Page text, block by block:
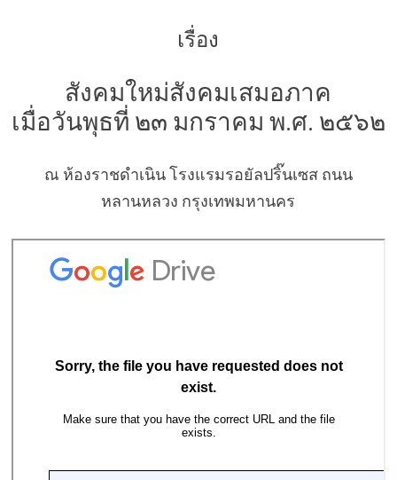
เรื่อง
สังคมใหม่สังคมเสมอภาค
เมื่อวันพุธที่ ๒๓ มกราคม พ.ศ. ๒๕๖๒
ณ ห้องราชดำเนิน โรงแรมรอยัลปริ๊นเซส ถนน
หลานหลวง กรุงเทพมหานคร